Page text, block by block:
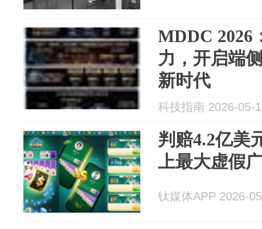
MDDC 2026
力，开启端
新时代
科技指南 2026-05-
判赔4.2亿美
上最大虚假
钛媒体APP 2026-